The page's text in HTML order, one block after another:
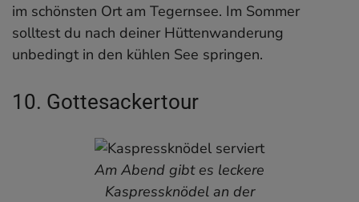
im schönsten Ort am Tegernsee. Im Sommer
solltest du nach deiner Hüttenwanderung
unbedingt in den kühlen See springen.
10. Gottesackertour
Am Abend gibt es leckere
Kaspressknödel an der